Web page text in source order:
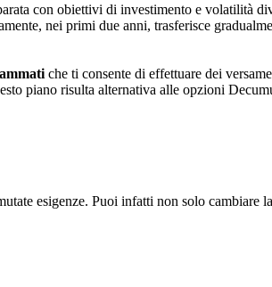
con obiettivi di investimento e volatilità
nei primi due anni, trasferisce
che ti consente di effettuare dei
piano risulta alternativa alle opzioni
esigenze. Puoi infatti non solo cambiare